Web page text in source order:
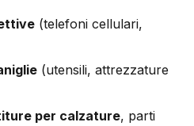
(telefoni cellulari,
(utensili, attrezzature
per calzature, parti